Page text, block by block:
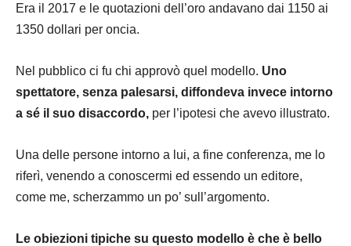
Era il 2017 e le quotazioni dell’oro andavano dai 1150 ai
1350 dollari per oncia.
Nel pubblico ci fu chi approvò quel modello. Uno
spettatore, senza palesarsi, diffondeva invece intorno
a sé il suo disaccordo, per l’ipotesi che avevo illustrato.
Una delle persone intorno a lui, a fine conferenza, me lo
riferì, venendo a conoscermi ed essendo un editore,
come me, scherzammo un po’ sull’argomento.
Le obiezioni tipiche su questo modello è che è bello